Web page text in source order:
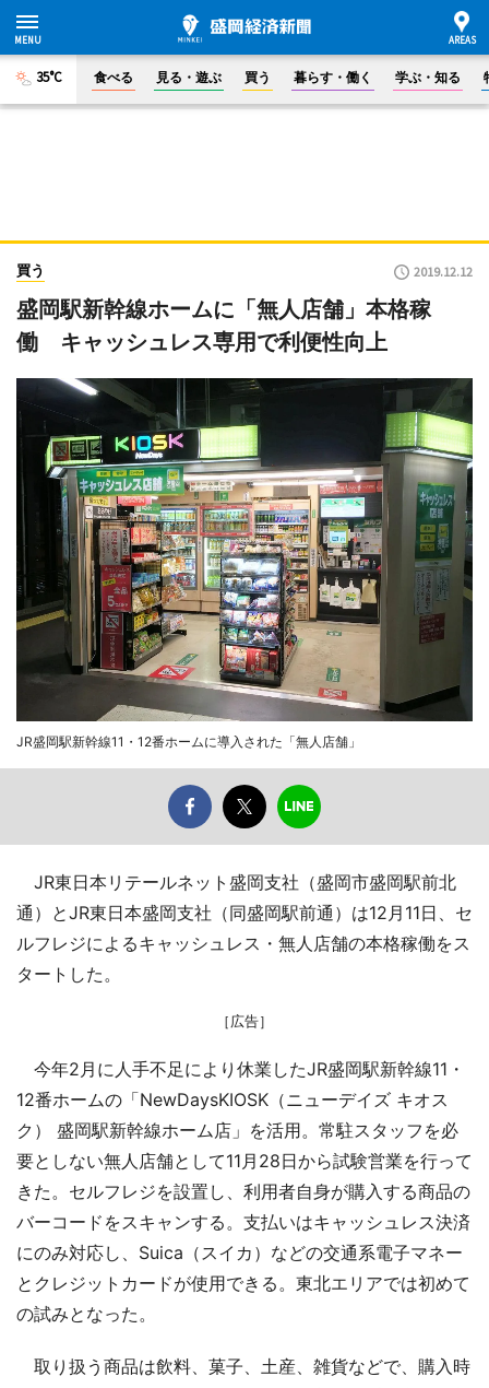
35°C 食べる 見る・遊ぶ 買う 暮らす・働く 学ぶ・知る
買う 2019.12.12
盛岡駅新幹線ホームに「無人店舗」本格稼
働 キャッシュレス専用で利便性向上
JR盛岡駅新幹線11・12番ホームに導入された「無人店舗」
JR東日本リテールネット盛岡支社（盛岡市盛岡駅前北
通）とJR東日本盛岡支社（同盛岡駅前通）は12月11日、セ
ルフレジによるキャッシュレス・無人店舗の本格稼働をス
タートした。
［広告］
今年2月に人手不足により休業したJR盛岡駅新幹線11・
12番ホームの「NewDaysKIOSK（ニューデイズ キオス
ク） 盛岡駅新幹線ホーム店」を活用。常駐スタッフを必
要としない無人店舗として11月28日から試験営業を行って
きた。セルフレジを設置し、利用者自身が購入する商品の
バーコードをスキャンする。支払いはキャッシュレス決済
にのみ対応し、Suica（スイカ）などの交通系電子マネー
とクレジットカードが使用できる。東北エリアでは初めて
の試みとなった。
取り扱う商品は飲料、菓子、土産、雑貨などで、購入時